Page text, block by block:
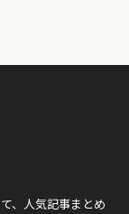
、人気記事まとめ